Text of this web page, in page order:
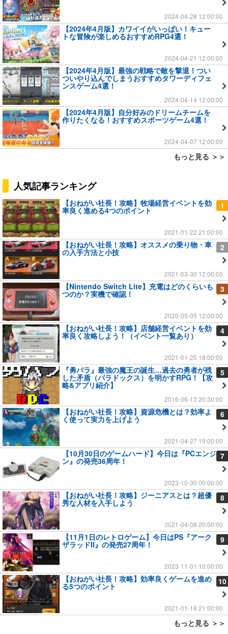
2024-04-28 12:00:00
【2024年4月版】カワイイがいっぱい！キュー
トな冒険が楽しめるおすすめRPG4選！
2024-04-21 12:00:00
【2024年4月版】最強の戦略で敵を撃退！つい
ついやり込んでしまうおすすめタワーディフェ
ンスゲーム4選！
2024-04-14 12:00:00
【2024年4月版】自分好みのドリームチームを
作りたくなる！おすすめスポーツゲーム4選！
2024-04-07 12:00:00
もっと見る ＞＞
人気記事ランキング
1
【おねがい社長！攻略】牧場経営イベントを効
率良く進める4つのポイント
2021-01-22 21:00:00
2
【おねがい社長！攻略】オススメの乗り物・車
の入手方法と小技
2021-03-30 12:00:00
3
【Nintendo Switch Lite】充電はどのくらいも
つのか？実機で確認！
2020-05-05 12:00:00
4
【おねがい社長！攻略】店舗経営イベントを効
率良く攻略しよう！（イベント一覧あり）
2021-01-25 18:00:00
5
『勇パラ』最強の魔王の誕生…過去の勇者が残
した矛盾（パラドックス）を明かすRPG！【攻
略&アプリ紹介】
2016-06-13 20:30:00
6
【おねがい社長！攻略】資源危機とは？効率よ
く使って実力を上げよう
2021-04-27 19:00:00
7
【10月30日のゲームハード】今日は『PCエンジ
ン』の発売36周年！
2023-10-30 00:00:00
8
【おねがい社長！攻略】ジーニアスとは？超優
秀な人材を入手しよう
2021-04-08 20:00:00
9
【11月1日のレトロゲーム】今日はPS『アーク
ザラッドII』の発売27周年！
2023-11-01 10:00:00
10
【おねがい社長！攻略】効率良くゲームを進め
る5つのポイント
2021-01-18 21:00:00
もっと見る ＞＞